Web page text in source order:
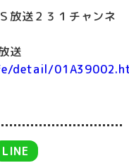
放送２３１チャンネ
送
detail/
LINE